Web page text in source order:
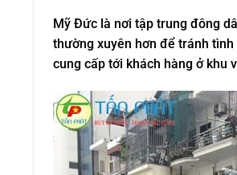
Những địa điểm Tấn Phát
Tại các khu công nghiệp
Tại bệnh viện
Tại các khu chung cư Mỹ
Các tuyến đường xe hút bể
Mỹ Đức là nơi tập trung đông
thường xuyên hơn để tránh
cung cấp tới khách hàng ở khu